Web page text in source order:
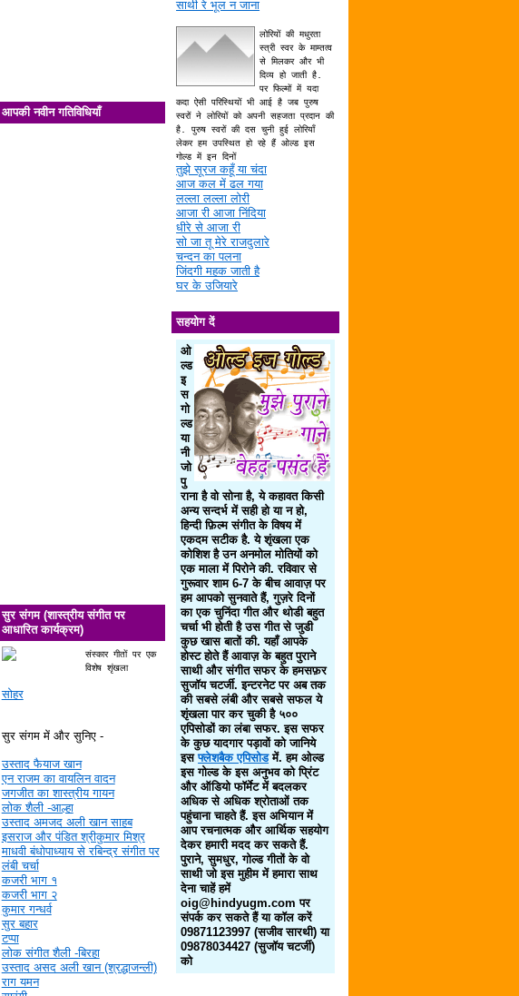
आपकी नवीन गतिविधियाँ
सुर संगम (शास्त्रीय संगीत पर
आधारित कार्यक्रम)
संस्कार गीतों पर एक
विशेष शृंखला
सोहर
सुर संगम में और सुनिए -
उस्ताद फैयाज खान
एन राजम का वायलिन वादन
जगजीत का शास्त्रीय गायन
लोक शैली -आल्हा
उस्ताद अमजद अली खान साहब
इसराज और पंडित श्रीकुमार मिश्र
माधवी बंधोपाध्याय से रबिन्द्र संगीत पर
लंबी चर्चा
कजरी भाग १
कजरी भाग २
कुमार गन्धर्व
सुर बहार
टप्पा
लोक संगीत शैली -बिरहा
उस्ताद असद अली खान (श्रद्धाजन्ली)
राग यमन
साथी रे भूल न जाना
लोरियों की मधुरता
स्त्री स्वर के माम्तत्व
से मिलकर और भी
दिव्य हो जाती है.
पर फिल्मों में यदा
कदा ऐसी परिस्थियों भी आई है जब पुरुष
स्वरों ने लोरियों को अपनी सहजता प्रदान की
है. पुरुष स्वरों की दस चुनी हुई लोरियाँ
लेकर हम उपस्थित हो रहे हैं ओल्ड इस
गोल्ड में इन दिनों
तुझे सूरज कहूँ या चंदा
आज कल में ढल गया
लल्ला लल्ला लोरी
आजा री आजा निंदिया
धीरे से आजा री
सो जा तू मेरे राजदुलारे
चन्दन का पलना
जिंदगी महक जाती है
घर के उजियारे
सहयोग दें
ओ
ल्ड
इ
स
गो
ल्ड
या
नी
जो
पु
राना है वो सोना है, ये कहावत किसी
अन्य सन्दर्भ में सही हो या न हो,
हिन्दी फ़िल्म संगीत के विषय में
एकदम सटीक है. ये शृंखला एक
कोशिश है उन अनमोल मोतियों को
एक माला में पिरोने की. रविवार से
गुरूवार शाम 6-7 के बीच आवाज़ पर
हम आपको सुनवाते हैं, गुज़रे दिनों
का एक चुनिंदा गीत और थोडी बहुत
चर्चा भी होती है उस गीत से जुडी
कुछ खास बातों की. यहाँ आपके
होस्ट होते हैं आवाज़ के बहुत पुराने
साथी और संगीत सफर के हमसफ़र
सुजॉय चटर्जी. इन्टरनेट पर अब तक
की सबसे लंबी और सबसे सफल ये
शृंखला पार कर चुकी है ५००
एपिसोडों का लंबा सफर. इस सफर
के कुछ यादगार पड़ावों को जानिये
इसफ्लेशबैक एपिसोडमें. हम ओल्ड
इस गोल्ड के इस अनुभव को प्रिंट
और ऑडियो फॉर्मेट में बदलकर
अधिक से अधिक श्रोताओं तक
पहुंचाना चाहते हैं. इस अभियान में
आप रचनात्मक और आर्थिक सहयोग
देकर हमारी मदद कर सकते हैं.
पुराने, सुमधुर, गोल्ड गीतों के वो
साथी जो इस मुहीम में हमारा साथ
देना चाहें हमें
oig@hindyugm.com पर
संपर्क कर सकते हैं या कॉल करें
09871123997 (सजीव सारथी) या
09878034427 (सुजॉय चटर्जी)
को